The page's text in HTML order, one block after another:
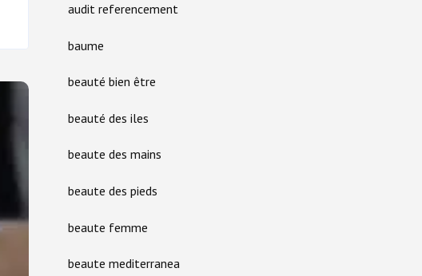
audit referencement
baume
beauté bien être
beauté des iles
beaute des mains
beaute des pieds
beaute femme
beaute mediterranea